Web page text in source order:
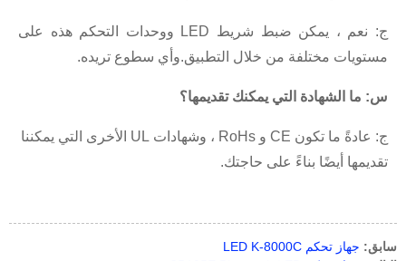
ج: نعم ، يمكن ضبط شريط LED ووحدات التحكم هذه على
مستويات مختلفة من خلال التطبيق.وأي سطوع تريده.
س: ما الشهادة التي يمكنك تقديمها؟
ج: عادةً ما تكون CE و RoHs ، وشهادات UL الأخرى التي يمكننا
تقديمها أيضًا بناءً على حاجتك.
سابق: جهاز تحكم LED K-8000C